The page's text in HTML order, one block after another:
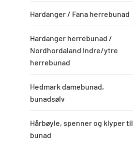
Hardanger / Fana herrebunad
Hardanger herrebunad /
Nordhordaland Indre/ytre
herrebunad
Hedmark damebunad,
bunadsølv
Hårbøyle, spenner og klyper til
bunad